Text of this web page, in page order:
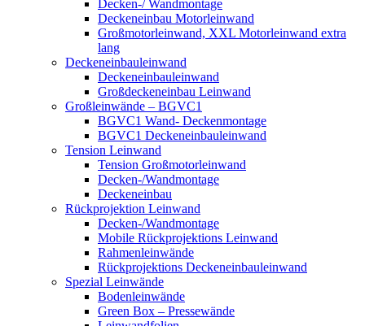
Decken-/ Wandmontage
Deckeneinbau Motorleinwand
Großmotorleinwand, XXL Motorleinwand extra
lang
Deckeneinbauleinwand
Deckeneinbauleinwand
Großdeckeneinbau Leinwand
Großleinwände – BGVC1
BGVC1 Wand- Deckenmontage
BGVC1 Deckeneinbauleinwand
Tension Leinwand
Tension Großmotorleinwand
Decken-/Wandmontage
Deckeneinbau
Rückprojektion Leinwand
Decken-/Wandmontage
Mobile Rückprojektions Leinwand
Rahmenleinwände
Rückprojektions Deckeneinbauleinwand
Spezial Leinwände
Bodenleinwände
Green Box – Pressewände